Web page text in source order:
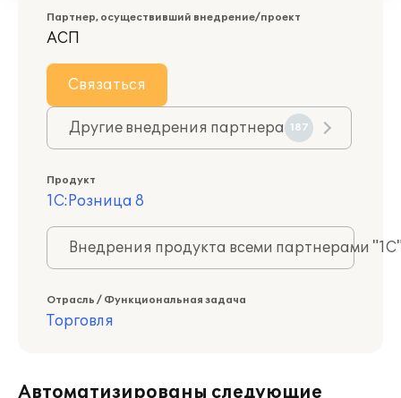
Партнер, осуществивший внедрение/проект
АСП
Связаться
Другие внедрения партнера 187
Продукт
1С:Розница 8
Внедрения продукта всеми партнерами
Отрасль / Функциональная задача
Торговля
Автоматизированы следующие